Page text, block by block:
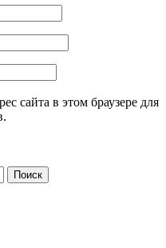
сайта в этом браузере для